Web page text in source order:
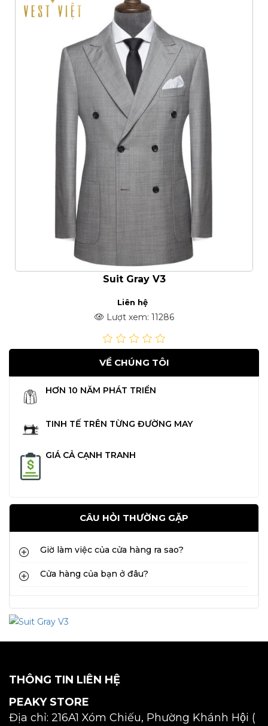
Suit Gray V3
Liên hệ
Lượt xem: 11286
VỀ CHÚNG TÔI
HƠN 10 NĂM PHÁT TRIỂN
TINH TẾ TRÊN TỪNG ĐƯỜNG MAY
GIÁ CẢ CẠNH TRANH
CÂU HỎI THƯỜNG GẶP
Giờ làm việc của cửa hàng ra sao?
Cửa hàng của bạn ở đâu?
THÔNG TIN LIÊN HỆ
PEAKY STORE
Địa chỉ: 216A1 Xóm Chiếu, Phường Khánh Hội (